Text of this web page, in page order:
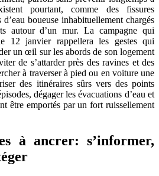
pourtant, comme des fissures
boueuse inhabituellement chargés
autour d’un mur. La campagne qui
12 janvier rappellera les gestes qui
un œil sur les abords de son logement
de s’attarder près des ravines et des
à traverser à pied ou en voiture une
des itinéraires sûrs vers des points
dégager les évacuations d’eau et
être emportés par un fort ruissellement
à ancrer: s’informer,